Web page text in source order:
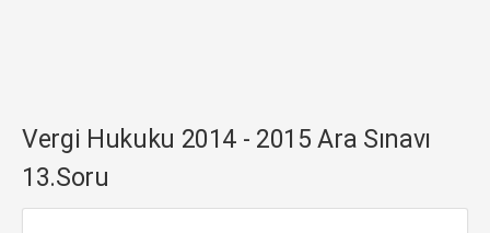
Vergi Hukuku 2014 - 2015 Ara Sınavı
13.Soru